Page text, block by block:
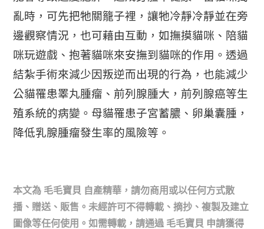
亂時，可先把牠關籠子裡，讓牠冷靜冷靜並在旁
邊觀察情況，也可藉由互動，如撫摸貓咪、陪貓
咪玩遊戲、抱著貓咪來安撫到貓咪的作用。透過
結紮手術來減少因叛逆而出現的行為，也能減少
公貓罹患睪丸腫瘤、前列腺腫大，前列腺癌等生
殖系統的病變。 母貓罹患子宮蓄膿、卵巢囊腫，
降低乳腺腫瘤發生率的風險等。
本文為 毛毛寶貝 自產精華，請勿商用或以任何方式散
播、贈送、販售。未經許可不得轉載、摘抄、複製及建立
圖像等任何使用。如需轉載，請通過 毛毛寶貝 申請獲得